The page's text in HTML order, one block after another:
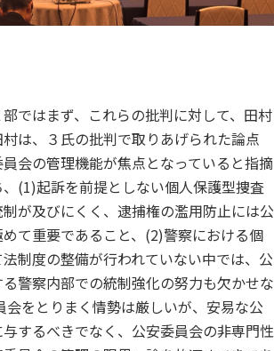
ではまず、これらの批判に対して、田村
は、３氏の批判で取りあげられた論点
会の管理機能が焦点となっていると指摘
(1)起訴を前提としない個人保護型捜査
が及びにくく、逮捕権の濫用防止には公
て重要であること、(2)警察における個
制度の整備が行われていない中では、公
警察内部での統制強化の努力も欠かせな
会をとりまく情勢は厳しいが、安易な公
するべきでなく、公安委員会の非専門性